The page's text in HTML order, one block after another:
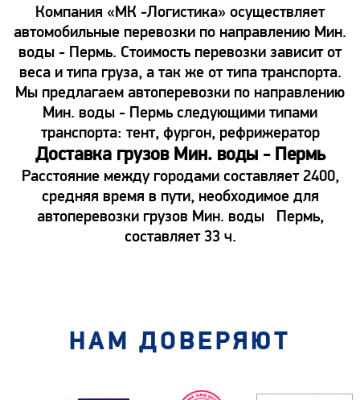
Компания «МК -Логистика» осуществляет
автомобильные перевозки по направлению Мин.
воды - Пермь. Стоимость перевозки зависит от
веса и типа груза, а так же от типа транспорта.
Мы предлагаем автоперевозки по направлению
Мин. воды - Пермь следующими типами
транспорта: тент, фургон, рефрижератор
Доставка грузов Мин. воды - Пермь
Расстояние между городами составляет 2400,
средняя время в пути, необходимое для
автоперевозки грузов Мин. воды Пермь,
составляет 33 ч.
НАМ ДОВЕРЯЮТ